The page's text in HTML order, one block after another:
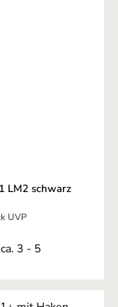
LM2 schwarz
UVP
3 - 5